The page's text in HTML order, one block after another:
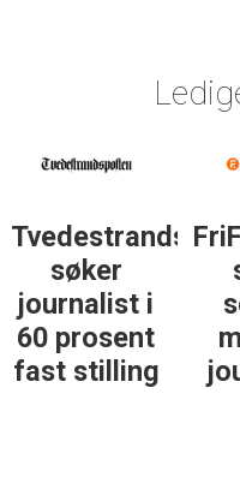
søker
journalist i
60 prosent
fast stilling